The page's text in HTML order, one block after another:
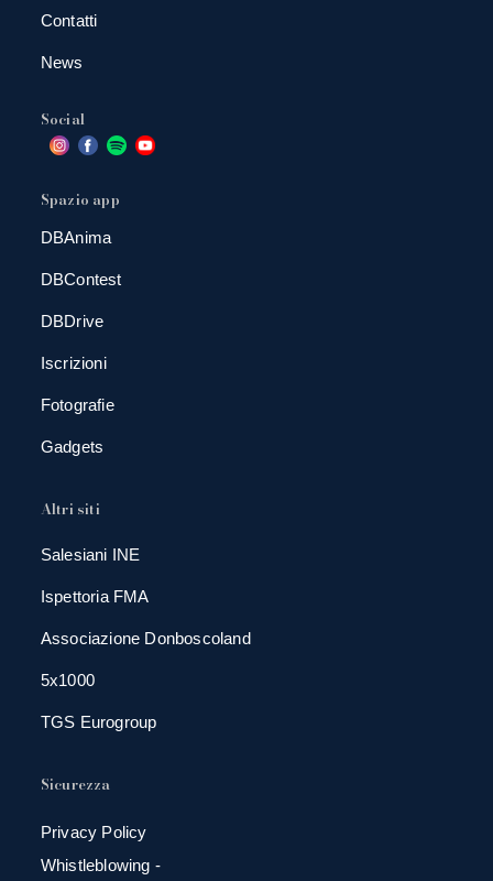
Contatti
News
Social
Spazio app
DBAnima
DBContest
DBDrive
Iscrizioni
Fotografie
Gadgets
Altri siti
Salesiani INE
Ispettoria FMA
Associazione Donboscoland
5x1000
TGS Eurogroup
Sicurezza
Privacy Policy
Whistleblowing -